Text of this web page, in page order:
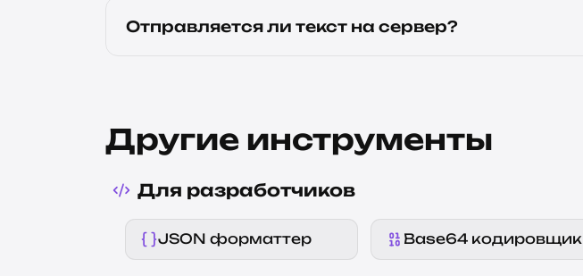
Отправляется ли текст на сервер?
Другие инструменты
Для разработчиков
JSON форматтер Base64 кодировщик